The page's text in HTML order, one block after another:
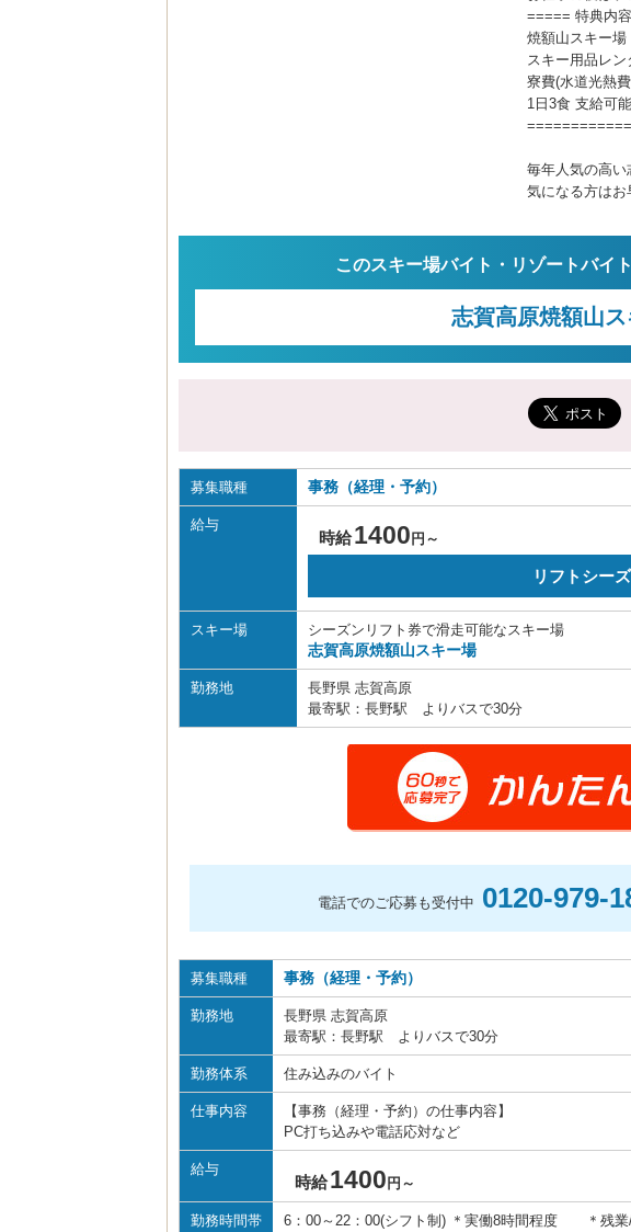
===== 特典内
焼額山スキー
スキー用品レン
寮費(水道光熱
1日3食 支給可
毎年人気の高い
気になる方はお
このスキー場バイト・リゾートバイ
志賀高原焼額山
募集職種 事務（経理・予約）
給与
時給1400 円～
リフトシー
スキー場 シーズンリフト券で滑走可能なスキー場
志賀高原焼額山スキー場
勤務地
長野県 志賀高原
最寄駅：長野駅 よりバスで30分
電話でのご応募も受付中 0120-979-
募集職種 事務（経理・予約）
勤務地
長野県 志賀高原
最寄駅：長野駅 よりバスで30分
勤務体系 住み込みのバイト
仕事内容
【事務（経理・予約）の仕事内容】
PC打ち込みや電話応対など
給与
時給1400 円～
勤務時間帯
6：00～22：00(シフト制) ＊実働8時間程度 ＊